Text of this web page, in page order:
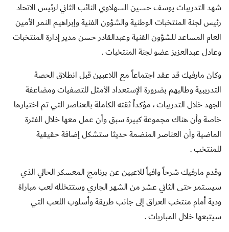
شهد التدريبات يوسف حسين السهلاوي النائب الثاني لرئيس الاتحاد
رئيس لجنة المنتخبات الوطنية والشؤون الفنية وإبراهيم النمر الأمين
العام المساعد للشؤون الفنية وعبدالقادر حسن مدير إدارة المنتخبات
وعادل عبدالعزيز عضو لجنة المنتخبات .
وكان مارفيك قد عقد اجتماعاً مع اللاعبين قبل انطلاق الحصة
التدريبية وطالبهم بضرورة الإستعداد الأمثل للتصفيات ومضاعفة
الجهد خلال التدريبات ، مؤكداً ثقته الكاملة بالعناصر التي تم اختيارها
خاصة وأن هناك مجموعة كبيرة سبق وأن عمل معها خلال الفترة
الماضية وأن العناصر المنضمة حديثا ستشكل إضافة حقيقية
للمنتخب .
وقدم مارفيك شرحاً وافياً للاعبين عن برنامج المعسكر الحالي الذي
سيستمر حتى الثاني عشر من الشهر الجاري وستتخلله لعب مباراة
ودية أمام منتخب العراق إلى جانب طريقة وأسلوب اللعب التي
سيتبعها خلال المباريات .